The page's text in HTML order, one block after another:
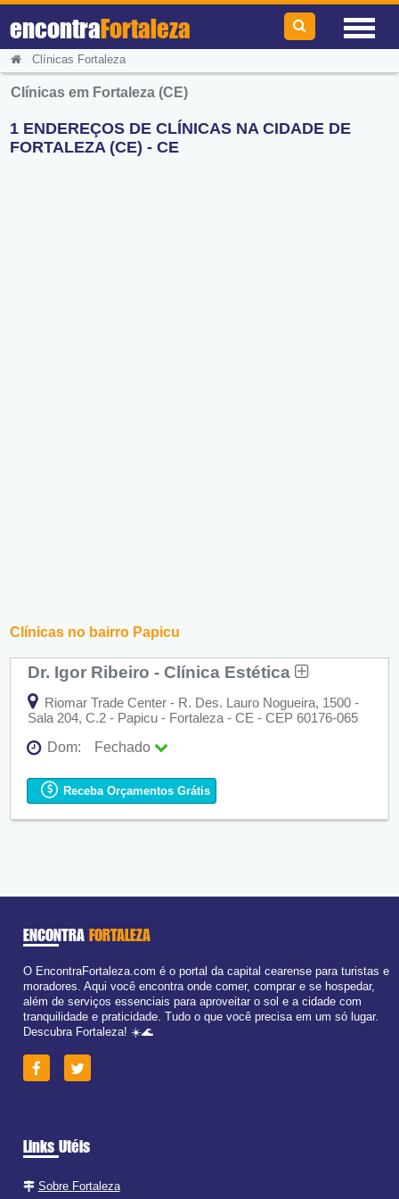
encontraFortaleza
Clínicas Fortaleza
Clínicas em Fortaleza (CE)
1 ENDEREÇOS DE CLÍNICAS NA CIDADE DE
FORTALEZA (CE) - CE
Clínicas no bairro Papicu
Dr. Igor Ribeiro - Clínica Estética
Riomar Trade Center - R. Des. Lauro Nogueira, 1500 -
Sala 204, C.2 - Papicu - Fortaleza - CE - CEP 60176-065
Dom:
Fechado
Ter:
09:00 - 18:00
Qua:
09:00 - 18:00
Qui:
09:00 - 18:00
Receba Orçamentos Grátis
ENCONTRA FORTALEZA
O EncontraFortaleza.com é o portal da capital cearense para turistas e
moradores. Aqui você encontra onde comer, comprar e se hospedar,
além de serviços essenciais para aproveitar o sol e a cidade com
tranquilidade e praticidade. Tudo o que você precisa em um só lugar.
Descubra Fortaleza! ☀️🌊
Links Utéis
Sobre Fortaleza